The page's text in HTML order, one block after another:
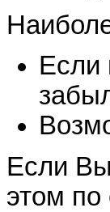
Если
Если
этом по